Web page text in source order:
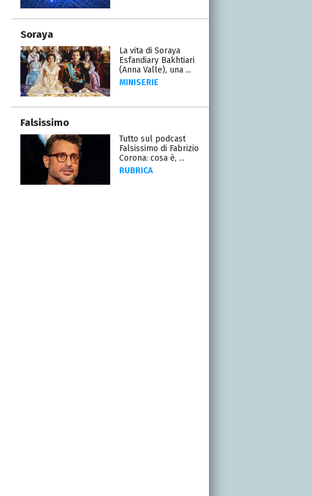
Soraya
La vita di Soraya
Esfandiary Bakhtiari
(Anna Valle), una ...
MINISERIE
Falsissimo
Tutto sul podcast
Falsissimo di Fabrizio
Corona: cosa è, ...
RUBRICA